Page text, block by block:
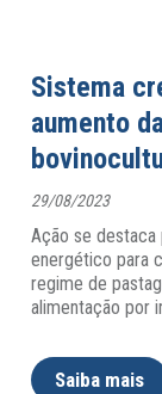
Sistema
aumento
29/08/2023
Ação se
energético para
regime de
alimentação por
Saiba mais